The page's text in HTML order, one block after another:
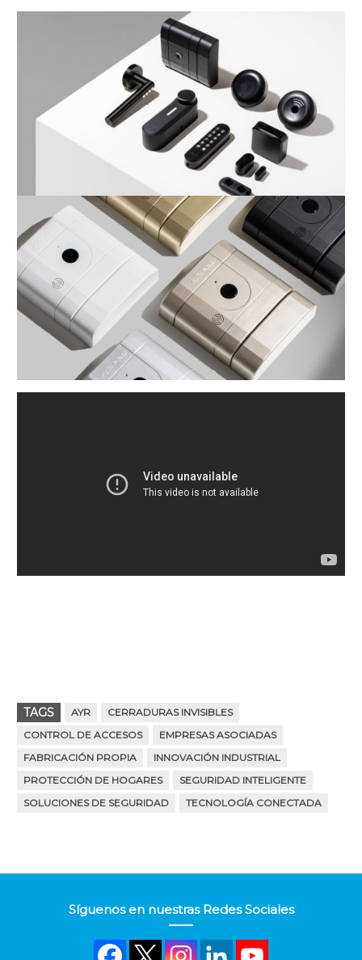
TAGS AYR
CERRADURAS INVISIBLES
CONTROL DE ACCESOS
EMPRESAS ASOCIADAS
FABRICACIÓN PROPIA
INNOVACIÓN INDUSTRIAL
PROTECCIÓN DE HOGARES
SEGURIDAD INTELIGENTE
SOLUCIONES DE SEGURIDAD
TECNOLOGÍA CONECTADA
Síguenos en nuestras Redes Sociales